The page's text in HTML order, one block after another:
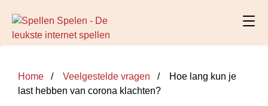
Home Veelgestelde vragen
Hoe lang kun je
last hebben van corona klachten?